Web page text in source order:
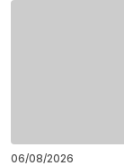
06/08/2026